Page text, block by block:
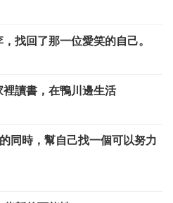
找回了那一位愛笑的自己。
讀書，在鴨川邊生活
同時，幫自己找一個可以努力